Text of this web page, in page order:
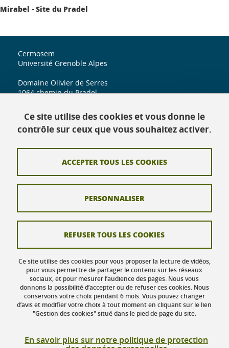
Mirabel - Site du Pradel
Cermosem
Université Grenoble Alpes
Domaine Olivier de Serres
1064 chemin du Pradel
iuga.cermosem@univ-grenoble-alpes.fr
Crédits
Gestion des cookies
Accessibilité : non conforme
Actualités
Ce site utilise des cookies et vous donne le
contrôle sur ceux que vous souhaitez activer.
Ce site utilise des cookies pour vous proposer la lecture de vidéos,
pour vous permettre de partager le contenu sur les réseaux
sociaux, et pour mesurer l’audience des pages. Nous vous
donnons la possibilité d’accepter ou de refuser ces cookies. Nous
conservons votre choix pendant 6 mois. Vous pouvez changer
d’avis et modifier votre choix à tout moment en cliquant sur le lien
"Gestion des cookies" situé dans le pied de page du site.
En savoir plus sur notre politique de protection
ACCEPTER TOUS LES COOKIES
REFUSER TOUS LES COOKIES
PERSONNALISER